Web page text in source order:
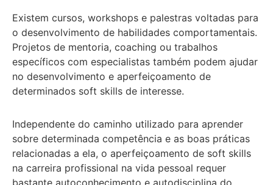
Existem cursos, workshops e palestras voltadas para
o desenvolvimento de habilidades comportamentais.
Projetos de mentoria, coaching ou trabalhos
específicos com especialistas também podem ajudar
no desenvolvimento e aperfeiçoamento de
determinados soft skills de interesse.
Independente do caminho utilizado para aprender
sobre determinada competência e as boas práticas
relacionadas a ela, o aperfeiçoamento de soft skills
na carreira profissional na vida pessoal requer
bastante autoconhecimento e autodisciplina do